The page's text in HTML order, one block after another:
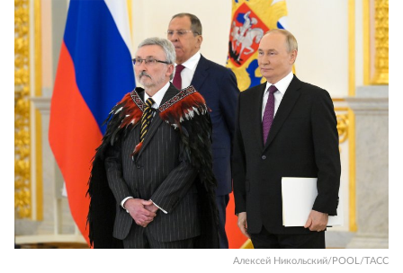
Алексей Никольский/POOL/ТАСС